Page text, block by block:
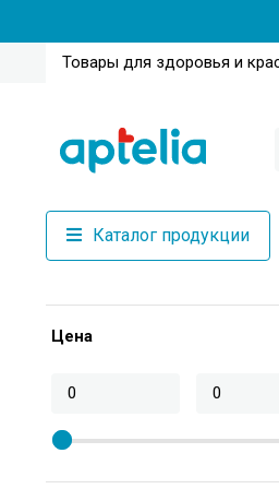
Товары для здоровья и
Каталог продукции
Цена